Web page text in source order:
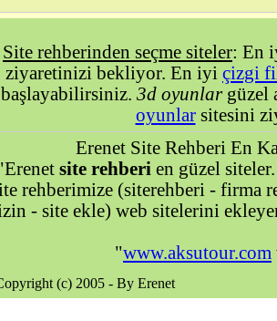
Site rehberinden seçme siteler: En
ziyaretinizi bekliyor. En iyi çizgi
başlayabilirsiniz. 3d oyunlargüzel
oyunlarsitesini
Erenet Site Rehberi En
site rehberi en güzel
rehberimize (siterehberi - firma
- site ekle) web sitelerini
"www.aksutour.com
(c) 2005 - By Erenet